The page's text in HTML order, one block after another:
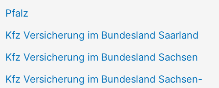
Pfalz
Kfz Versicherung im Bundesland Saarland
Kfz Versicherung im Bundesland Sachsen
Kfz Versicherung im Bundesland Sachsen-